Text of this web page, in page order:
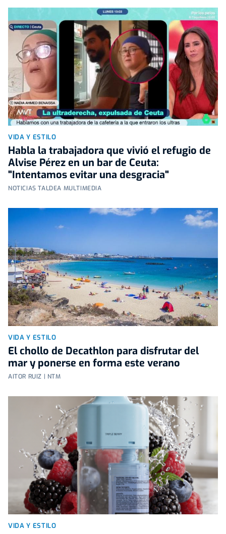
VIDA Y ESTILO
Habla la trabajadora que vivió el refugio de
Alvise Pérez en un bar de Ceuta:
"Intentamos evitar una desgracia"
NOTICIAS TALDEA MULTIMEDIA
VIDA Y ESTILO
El chollo de Decathlon para disfrutar del
mar y ponerse en forma este verano
AITOR RUIZ | NTM
VIDA Y ESTILO